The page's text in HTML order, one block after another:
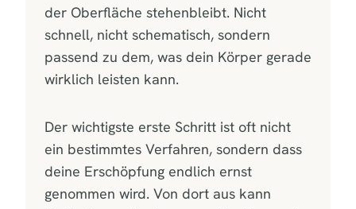
der Oberfläche stehenbleibt. Nicht
schnell, nicht schematisch, sondern
passend zu dem, was dein Körper gerade
wirklich leisten kann.
Der wichtigste erste Schritt ist oft nicht
ein bestimmtes Verfahren, sondern dass
deine Erschöpfung endlich ernst
genommen wird. Von dort aus kann